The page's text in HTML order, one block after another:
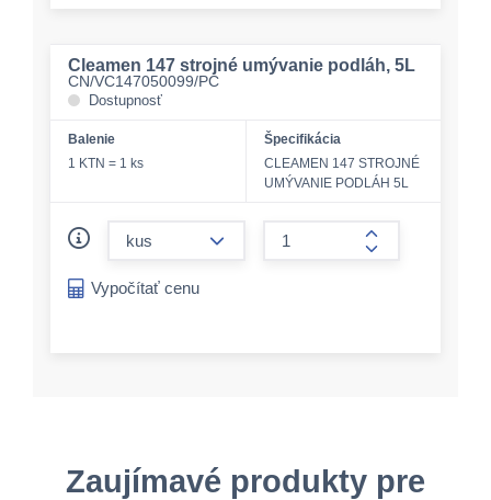
Cleamen 147 strojné umývanie podláh, 5L
CN/VC147050099/PC
Dostupnosť
Balenie
1 KTN = 1 ks
Špecifikácia
CLEAMEN 147 STROJNÉ
UMÝVANIE PODLÁH 5L
form.increase-
Vypočítať cenu
Zaujímavé produkty pre